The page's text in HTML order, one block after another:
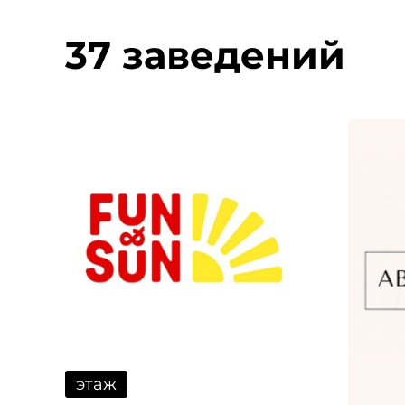
37 заведений
этаж